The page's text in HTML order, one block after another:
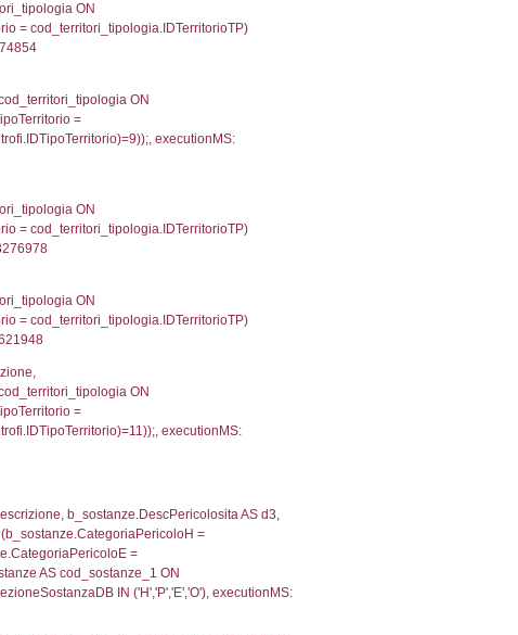
f_territori_limitrofi.Denominazione,
INNER JOIN cod_territori_tipologia ON
=
f_territori_limitrofi.Denominazione,
ON
=
f_territori_limitrofi.Denominazione,
FROM f_territori_limitrofi INNER JOIN
AND
executionMS:
f_territori_limitrofi.Denominazione,
ON
=